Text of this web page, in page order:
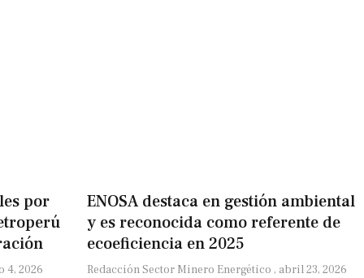
por
4, 2026
ENOSA destaca en gestión ambiental
y es reconocida como referente de
ecoeficiencia en 2025
Redacción Sector Minero Energético abril 23, 2026